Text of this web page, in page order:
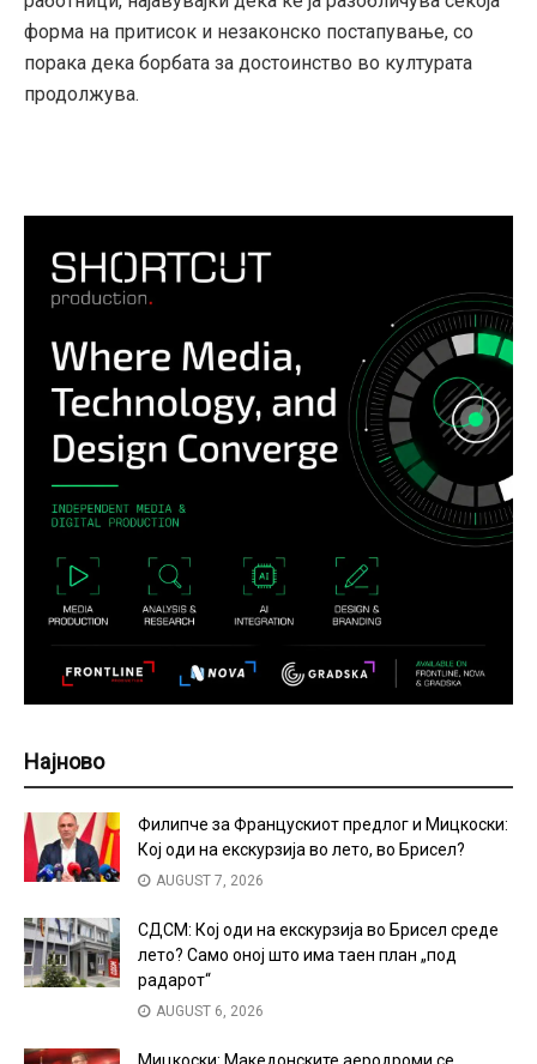
форма на притисок и незаконско постапување, со
порака дека борбата за достоинство во културата
продолжува.
Најново
Филипче за Францускиот предлог и Мицкоски:
Кој оди на екскурзија во лето, во Брисел?
AUGUST 7, 2026
СДСМ: Кој оди на екскурзија во Брисел среде
лето? Само оној што има таен план „под
радарот“
AUGUST 6, 2026